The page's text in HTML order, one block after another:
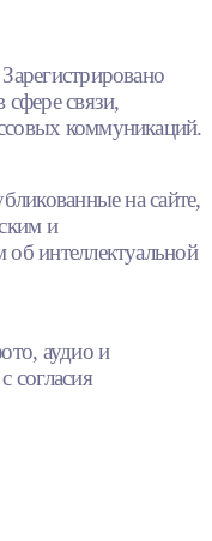
связи,
коммуникаций.
на сайте,
и
интеллектуальной
аудио и
согласия